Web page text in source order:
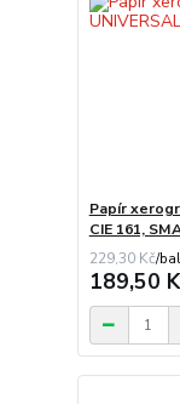
Papír
CIE 161,
229,30 Kč/
189,50